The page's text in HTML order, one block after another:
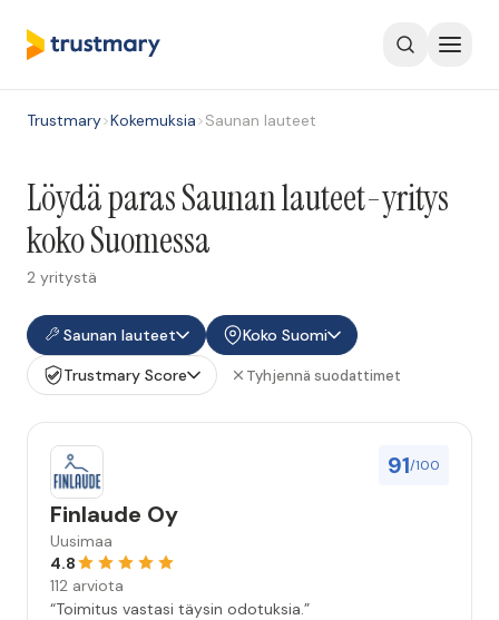
Trustmary>Kokemuksia>Saunan lauteet
Löydä paras Saunan lauteet-yritys
koko Suomessa
2 yritystä
Saunan lauteet
Koko Suomi
Trustmary Score
Tyhjennä suodattimet
91/100
Finlaude Oy
Uusimaa
4.8
112 arviota
“Toimitus vastasi täysin odotuksia.”